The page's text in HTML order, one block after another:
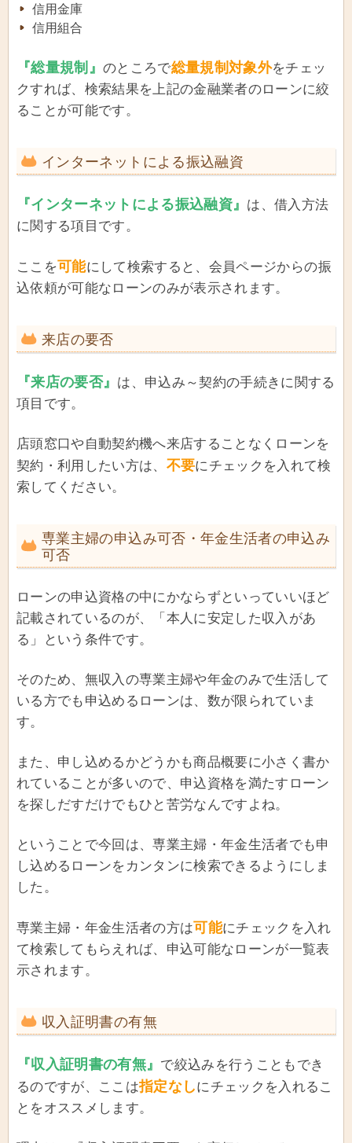
信用金庫
信用組合
『総量規制』のところで総量規制対象外をチェッ
クすれば、検索結果を上記の金融業者のローンに絞
ることが可能です。
インターネットによる振込融資
『インターネットによる振込融資』 は、借入方法
に関する項目です。
ここを可能にして検索すると、会員ページからの振
込依頼が可能なローンのみが表示されます。
来店の要否
『来店の要否』 は、申込み～契約の手続きに関する
項目です。
店頭窓口や自動契約機へ来店することなくローンを
契約・利用したい方は、 不要にチェックを入れて検
索してください。
専業主婦の申込み可否・年金生活者の申込み
可否
ローンの申込資格の中にかならずといっていいほど
記載されているのが、「本人に安定した収入があ
る」という条件です。
そのため、無収入の専業主婦や年金のみで生活して
いる方でも申込めるローンは、数が限られていま
す。
また、申し込めるかどうかも商品概要に小さく書か
れていることが多いので、申込資格を満たすローン
を探しだすだけでもひと苦労なんですよね。
ということで今回は、専業主婦・年金生活者でも申
し込めるローンをカンタンに検索できるようにしま
した。
専業主婦・年金生活者の方は可能にチェックを入れ
て検索してもらえれば、申込可能なローンが一覧表
示されます。
収入証明書の有無
『収入証明書の有無』 で絞込みを行うこともでき
るのですが、ここは指定なしにチェックを入れるこ
とをオススメします。